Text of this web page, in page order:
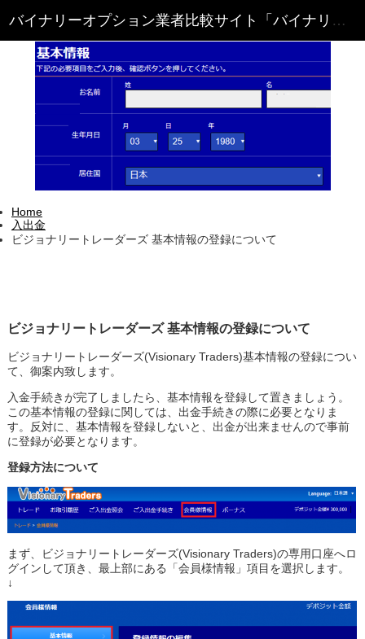
Home
入出金
ビジョナリートレーダーズ 基本情報の登録について
ビジョナリートレーダーズ 基本情報の登録について
ビジョナリートレーダーズ(Visionary Traders)基本情報の登録につい
て、御案内致します。
入金手続きが完了しましたら、基本情報を登録して置きましょう。
この基本情報の登録に関しては、出金手続きの際に必要となりま
す。反対に、基本情報を登録しないと、出金が出来ませんので事前
に登録が必要となります。
登録方法について
まず、ビジョナリートレーダーズ(Visionary Traders)の専用口座へロ
グインして頂き、最上部にある「会員様情報」項目を選択します。
↓